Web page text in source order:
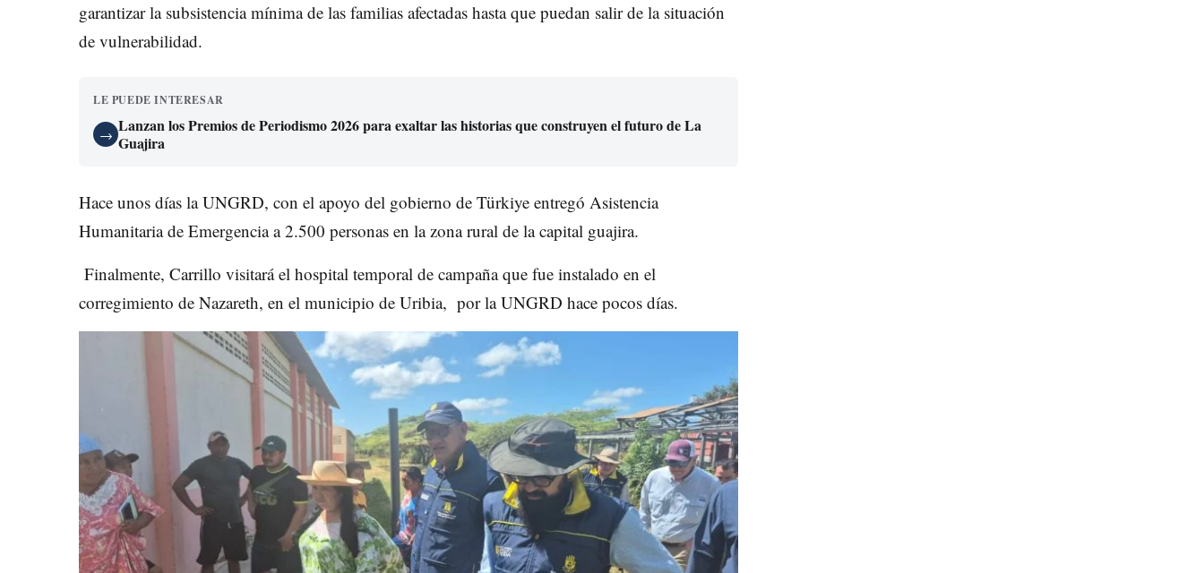
garantizar la subsistencia mínima de las familias afectadas hasta que puedan salir de la situación
de vulnerabilidad.
LE PUEDE INTERESAR
→ Lanzan los Premios de Periodismo 2026 para exaltar las historias que construyen el futuro de La
Guajira
Hace unos días la UNGRD, con el apoyo del gobierno de Türkiye entregó Asistencia
Humanitaria de Emergencia a 2.500 personas en la zona rural de la capital guajira.
Finalmente, Carrillo visitará el hospital temporal de campaña que fue instalado en el
corregimiento de Nazareth, en el municipio de Uribia, por la UNGRD hace pocos días.